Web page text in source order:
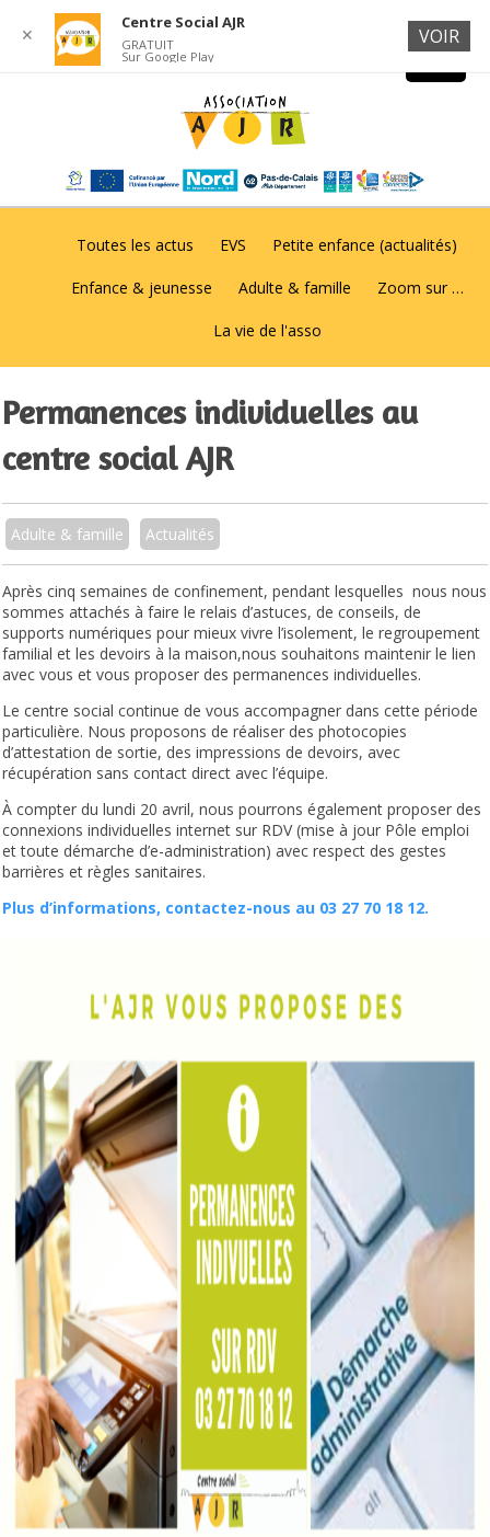
Toutes les actus EVS Petite enfance (actualités)
Enfance & jeunesse Adulte & famille Zoom sur …
La vie de l'asso
Permanences individuelles au
centre social AJR
Adulte & famille Actualités
Après cinq semaines de confinement, pendant lesquelles nous nous
sommes attachés à faire le relais d’astuces, de conseils, de
supports numériques pour mieux vivre l’isolement, le regroupement
familial et les devoirs à la maison,nous souhaitons maintenir le lien
avec vous et vous proposer des permanences individuelles.
Le centre social continue de vous accompagner dans cette période
particulière. Nous proposons de réaliser des photocopies
d’attestation de sortie, des impressions de devoirs, avec
récupération sans contact direct avec l’équipe.
À compter du lundi 20 avril, nous pourrons également proposer des
connexions individuelles internet sur RDV (mise à jour Pôle emploi
et toute démarche d’e-administration) avec respect des gestes
barrières et règles sanitaires.
Plus d’informations, contactez-nous au 03 27 70 18 12.
✕
Centre Social AJR
GRATUIT
Sur Google Play
VOIR